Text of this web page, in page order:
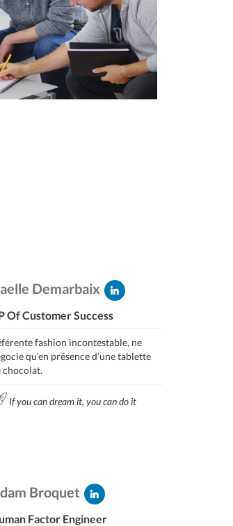
Demarbaix
Of Customer Success
fashion incontestable, ne
qu’en présence d’une tablette
chocolat.
If you can dream it, you can do it
Broquet
Factor Engineer